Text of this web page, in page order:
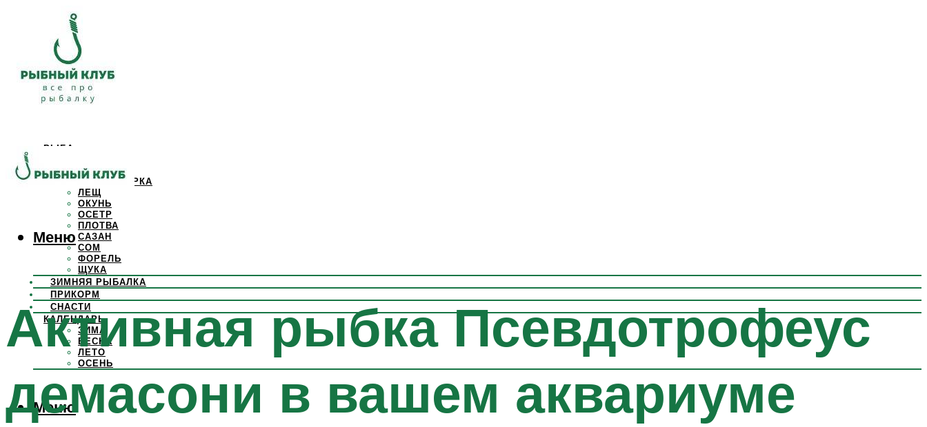
РЫБА
КАРП
КРАСНОПЕРКА
ЛЕЩ
ОКУНЬ
ОСЕТР
ПЛОТВА
САЗАН
СОМ
ФОРЕЛЬ
ЩУКА
ЗИМНЯЯ РЫБАЛКА
ПРИКОРМ
СНАСТИ
КАЛЕНДАРЬ
ЗИМА
ВЕСНА
ЛЕТО
ОСЕНЬ
Меню
Меню
Активная рыбка Псевдотрофеус
демасони в вашем аквариуме